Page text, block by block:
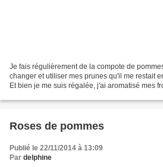
Je fais régulièrement de la compote de
changer et utiliser mes prunes qu'il me restait
Et bien je me suis régalée, j'ai aromatisé mes
Roses de pommes
Publié le 22/11/2014 à 13:09
Par delphine